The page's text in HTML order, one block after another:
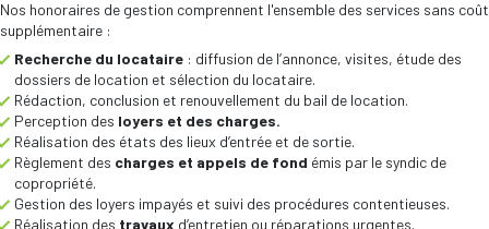
Nos honoraires de gestion comprennent l'ensemble des services sans coût
supplémentaire :
Recherche du locataire: diffusion de l’annonce, visites, étude des
dossiers de location et sélection du locataire.
Rédaction, conclusion et renouvellement du bail de location.
Perception des loyers et des charges.
Réalisation des états des lieux d’entrée et de sortie.
Règlement des charges et appels de fond émis par le syndic de
copropriété.
Gestion des loyers impayés et suivi des procédures contentieuses.
Réalisation des travaux d’entretien ou réparations urgentes.